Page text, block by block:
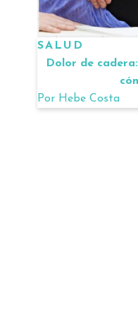
SALUD
Dolor de
Por Hebe Costa